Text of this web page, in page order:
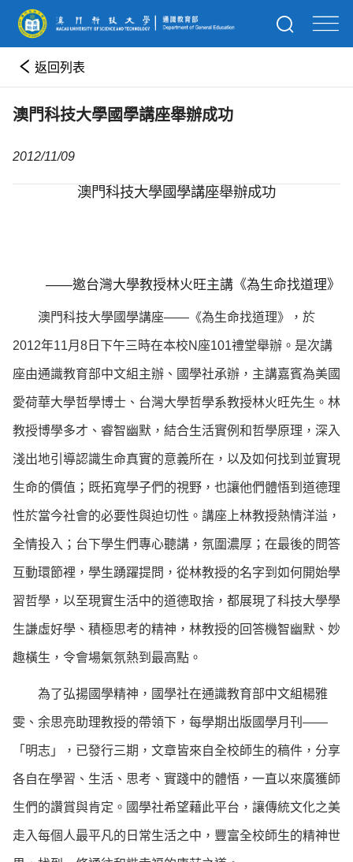
返回列表
澳門科技大學國學講座舉辦成功
2012/11/09
澳門科技大學國學講座舉辦成功
——邀台灣大學教授林火旺主講《為生命找道理》
澳門科技大學國學講座——《為生命找道理》，於
2012年11月8日下午三時在本校N座101禮堂舉辦。是次講
座由通識教育部中文組主辦、國學社承辦，主講嘉賓為美國
愛荷華大學哲學博士、台灣大學哲學系教授林火旺先生。林
教授博學多才、睿智幽默，結合生活實例和哲學原理，深入
淺出地引導認識生命真實的意義所在，以及如何找到並實現
生命的價值；既拓寬學子們的視野，也讓他們體悟到道德理
性於當今社會的必要性與迫切性。講座上林教授熱情洋溢，
全情投入；台下學生們專心聽講，氛圍濃厚；在最後的問答
互動環節裡，學生踴躍提問，從林教授的名字到如何開始學
習哲學，以至現實生活中的道德取捨，都展現了科技大學學
生謙虛好學、積極思考的精神，林教授的回答機智幽默、妙
趣橫生，令會場氣氛熱到最高點。
為了弘揚國學精神，國學社在通識教育部中文組楊雅
雯、余思亮助理教授的帶領下，每學期出版國學月刊——
「明志」，已發行三期，文章皆來自全校師生的稿件，分享
各自在學習、生活、思考、實踐中的體悟，一直以來廣獲師
生們的讚賞與肯定。國學社希望藉此平台，讓傳統文化之美
走入每個人最平凡的日常生活之中，豐富全校師生的精神世